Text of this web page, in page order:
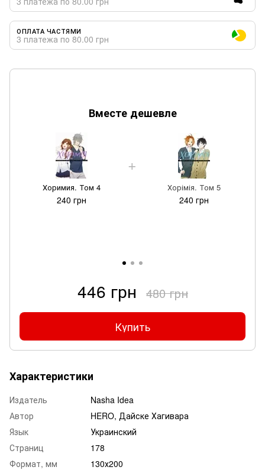
ОПЛАТА ЧАСТЯМИ
3 платежа по 80.00 грн
Вместе дешевле
Хоримия. Том 4
240 грн
Хорімія. Том 5
240 грн
446 грн 480 грн
Купить
Характеристики
Издатель
Nasha Idea
Автор
HERO, Дайске Хагивара
Язык
Украинский
Страниц
178
Формат, мм
130х200